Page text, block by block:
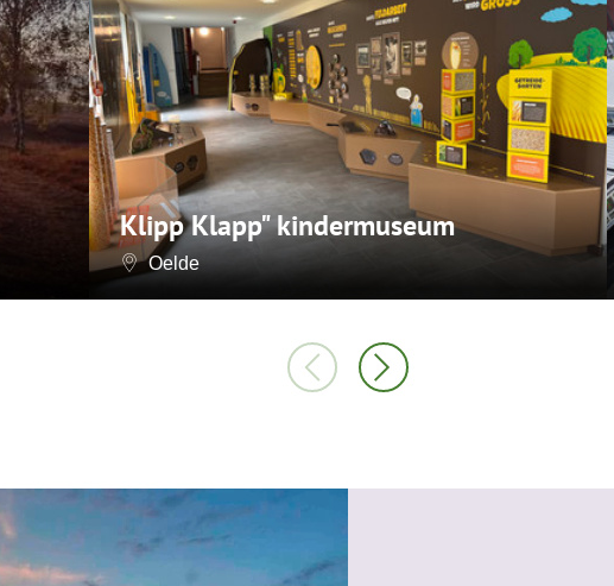
Klipp Klapp" kindermuseum
Oelde